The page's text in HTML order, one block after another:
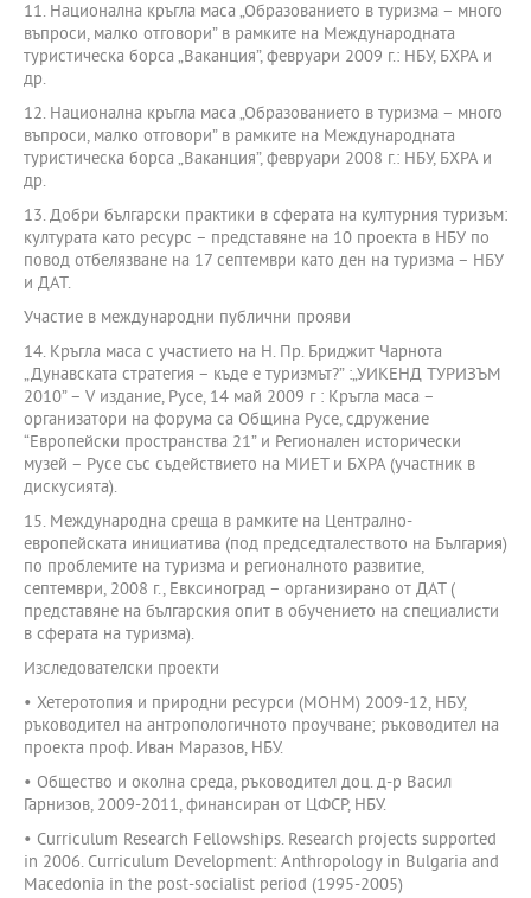
11. Национална кръгла маса „Образованието в туризма – много
въпроси, малко отговори” в рамките на Международната
туристическа борса „Ваканция”, февруари 2009 г.: НБУ, БХРА и
др.
12. Национална кръгла маса „Образованието в туризма – много
въпроси, малко отговори” в рамките на Международната
туристическа борса „Ваканция”, февруари 2008 г.: НБУ, БХРА и
др.
13. Добри български практики в сферата на културния туризъм:
културата като ресурс – представяне на 10 проекта в НБУ по
повод отбелязване на 17 септември като ден на туризма – НБУ
и ДАТ.
Участие в международни публични прояви
14. Кръгла маса с участието на Н. Пр. Бриджит Чарнота
„Дунавската стратегия – къде е туризмът?” :„УИКЕНД ТУРИЗЪМ
2010” – V издание, Русе, 14 май 2009 г : Кръгла маса –
организатори на форума са Община Русе, сдружение
“Европейски пространства 21” и Регионален исторически
музей – Русе със съдействието на МИЕТ и БХРА (участник в
дискусията).
15. Международна среща в рамките на Централно-
европейската инициатива (под председталеството на България)
по проблемите на туризма и регионалното развитие,
септември, 2008 г., Евксиноград – организирано от ДАТ (
представяне на българския опит в обучението на специалисти
в сферата на туризма).
Изследователски проекти
• Хетеротопия и природни ресурси (МОНМ) 2009-12, НБУ,
ръководител на антропологичното проучване; ръководител на
проекта проф. Иван Маразов, НБУ.
• Общество и околна среда, ръководител доц. д-р Васил
Гарнизов, 2009-2011, финансиран от ЦФСР, НБУ.
• Curriculum Research Fellowships. Research projects supported
in 2006. Curriculum Development: Anthropology in Bulgaria and
Macedonia in the post-socialist period (1995-2005)